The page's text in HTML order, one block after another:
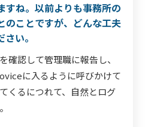
すね。以前よりも事務所の
のことですが、どんな工夫
い。
確認して管理職に報告し、
に入るように呼びかけて
くるにつれて、自然とログ